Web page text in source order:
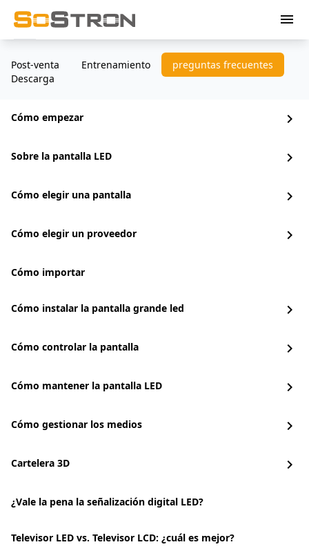
menu
Post-venta Entrenamiento
preguntas frecuentes
Descarga
Cómo empezar chevron_right
Sobre la pantalla LED chevron_right
Cómo elegir una pantalla chevron_right
Cómo elegir un proveedor chevron_right
Cómo importar
Cómo instalar la pantalla grande led chevron_right
Cómo controlar la pantalla chevron_right
Cómo mantener la pantalla LED chevron_right
Cómo gestionar los medios chevron_right
Cartelera 3D chevron_right
¿Vale la pena la señalización digital LED?
Televisor LED vs. Televisor LCD: ¿cuál es mejor?